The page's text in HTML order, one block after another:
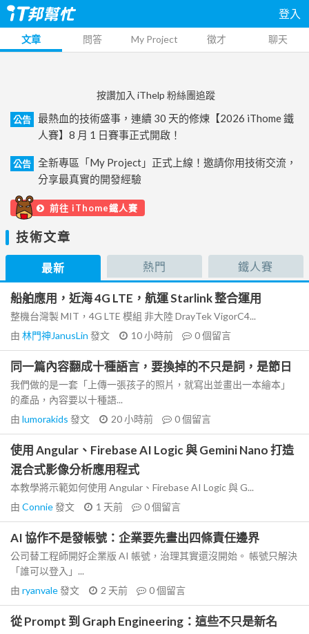
登入
文章 問答 My Project 徵才 聊天
按讚加入 iThelp 粉絲團追蹤
公告
最熱血的技術盛事，連續 30 天的修煉【2026 iThome 鐵
人賽】8 月 1 日賽事正式開啟！
公告
全新專區「My Project」正式上線！邀請你用技術交流，
分享最真實的開發經驗
前往 iThome鐵人賽
技術文章
最新 熱門 鐵人賽
船舶應用，近海 4G LTE，航運 Starlink 整合運用
整機台灣製 MIT，4G LTE 模組 非大陸 DrayTek VigorC4...
由 林門神JanusLin 發文 10 小時前 0個留言
同一篇內容翻成十種語言，要換掉的不只是詞，是節日
我們做的是一套「上傳一張孩子的照片，就寫出並畫出一本繪本」
的產品，內容要以十種語...
由 lumorakids 發文 20 小時前 0個留言
使用 Angular、Firebase AI Logic 與 Gemini Nano 打造
混合式影像分析應用程式
本教學將示範如何使用 Angular、Firebase AI Logic 與 G...
由 Connie發文 1 天前 0個留言
AI 協作不是發帳號：企業要先畫出四條責任邊界
公司替工程師開好企業版 AI 帳號，治理其實還沒開始。 帳號只解決
「誰可以登入」...
由 ryanvale發文 2 天前 0個留言
從 Prompt 到 Graph Engineering：這些不只是新名